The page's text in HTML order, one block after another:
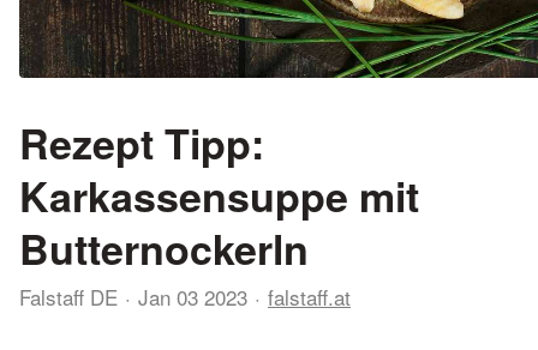
Rezept Tipp:
Karkassensuppe mit
Butternockerln
Falstaff DE Jan 03 2023 falstaff.at